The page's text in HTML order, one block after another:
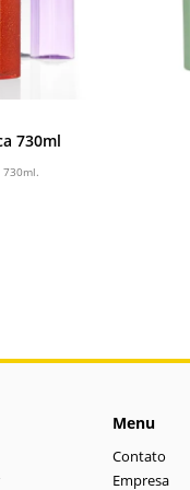
730ml
730ml.
Menu
Contato
Empresa